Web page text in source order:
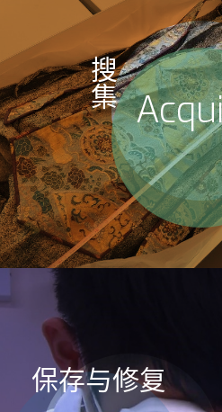
搜
集
保存与修复